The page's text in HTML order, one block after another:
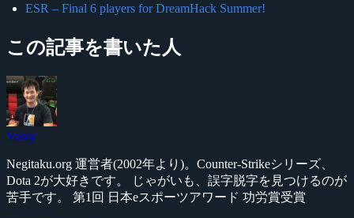
ESR – Final 6 players for DreamHack Summer!
この記事を書いた人
Yossy
Negitaku.org 運営者(2002年より)。Counter-Strikeシリーズ、
Dota 2が大好きです。 じゃがいも、誤字脱字を見つけるのが
苦手です。 第1回 日本eスポーツアワード 功労賞受賞